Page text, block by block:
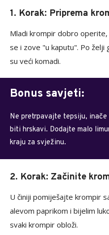
1. Korak: Priprema
Mladi krompir dobro
se i zove "u kaputu". Po želji
su veći komadi.
Bonus savjeti:
Ne pretrpavajte tepsiju, inače
biti hrskavi. Dodajte malo
kraju za svježinu.
2. Korak: Začinite
U činiji pomiješajte krompir
alevom paprikom i bijelim
svaki krompir obloži.